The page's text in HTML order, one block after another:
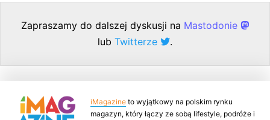
Zapraszamy do dalszej dyskusji na Mastodonie
lub Twitterze .
iMagazine to wyjątkowy na polskim rynku
magazyn, który łączy ze sobą lifestyle, podróże i